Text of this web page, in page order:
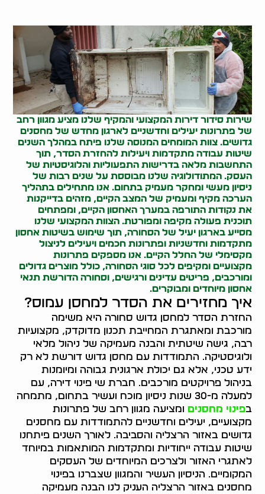
שירותסידור דירות המקצועי והמקיף שלנו מציע מגוון רחב
של פתרונות יעילים וחדשניים לארגון מחדש של מחסנים
גדושים. צוות המומחים המנוסה שלנו פיתח במהלך השנים
שיטות עבודה מתקדמות ויעילות להחזרת הסדר, תוך
התחשבות מלאה בדרישות התפעוליות והלוגיסטיות של
העסק. המתודולוגיה שלנו מבוססת על שנים רבות של
ניסיון מעשי ומחקר מעמיק בתחום. אנו מתחילים בתהליך
הערכה מקיף ומעמיק של המצב הקיים, מזהים בדייקנות
את נקודות התורפה במערך האחסון הקיים, ומפתחים
תוכנית פעולה מקיפה ומפורטת. הצוות המקצועי שלנו
מסייע בארגון יעיל של הסחורה, תוך שימוש בשיטות אחסון
מתקדמות וחדשניות ופתרונות חכמים ויעילים לניצול
מקסימלי של החלל הקיים. אנו מספקים פתרונות
מקצועיים ומקיפים לכל סוגי הסחורה, כולל מוצרים גדולים
ומורכבים, פריטים עדינים ורגישים, וסחורה הדורשת תנאי
אחסון מיוחדים ומבוקרים.
איך מחזירים את הסדר למחסן עמוס?
החזרת הסדר למחסן גדוש סחורה היא משימה
מורכבת ומאתגרת המחייבת תכנון מדוקדק, מקצועיות
רבה, גישה שיטתית והבנה מעמיקה של ניהול מלאי
ולוגיסטיקה. התמודדות עם מחסן גדוש דורשת לא רק
ידע טכני, אלא גם יכולת ארגונית גבוהה ומיומנות
בניהול פרויקטים מורכבים. חברת שי פינוי דירה, עם
למעלה מ-30 שנות ניסיון מוכח ועשיר בתחום, מתמחה
בפינוי מחסנים ומציעה מגוון רחב של פתרונות
מקצועיים, יעילים וחדשניים להתמודדות עם מחסנים
גדושים באזור הרצליה והסביבה. לאורך השנים פיתחנו
שיטות עבודה ייחודיות ומתקדמות המותאמות במיוחד
לאתגרי האזור ולצרכים המיוחדים של העסקים
המקומיים. הניסיון העשיר והמגוון שצברנו בפינוי
מחסנים באזור הרצליה העניק לנו הבנה מעמיקה